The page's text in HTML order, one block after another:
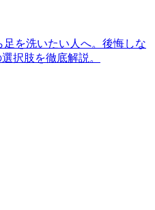
足を洗いたい人へ。後悔しな
択肢を徹底解説。